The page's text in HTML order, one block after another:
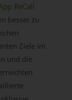
ReCall
besser zu
Ziele im
und die